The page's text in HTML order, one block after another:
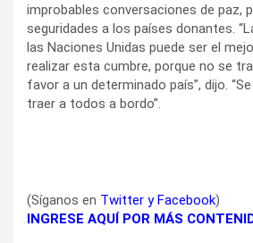
improbables conversaciones de paz,
seguridades a los países donantes.
las Naciones Unidas puede ser el
realizar esta cumbre, porque no se
favor a un determinado país”, dijo.
traer a todos a bordo”.
(Síganos en Twitter yFacebook)
INGRESE AQUÍ POR MÁS